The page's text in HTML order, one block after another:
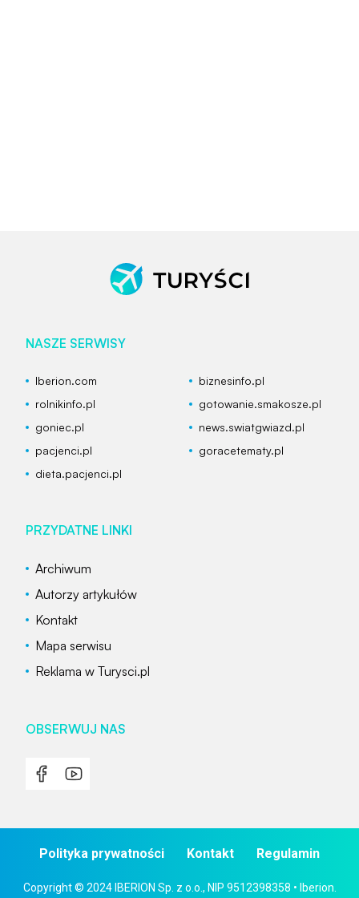
NASZE SERWISY
Iberion.com
biznesinfo.pl
rolnikinfo.pl
gotowanie.smakosze.pl
goniec.pl
news.swiatgwiazd.pl
pacjenci.pl
goracetematy.pl
dieta.pacjenci.pl
PRZYDATNE LINKI
Archiwum
Autorzy artykułów
Kontakt
Mapa serwisu
Reklama w Turysci.pl
OBSERWUJ NAS
Copyright © 2024 IBERION Sp. z o.o., NIP 9512398358 • Iberion.
Polityka prywatności Kontakt Regulamin